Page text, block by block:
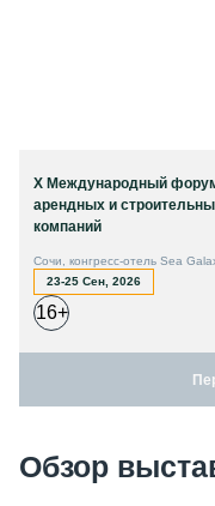
X Международный
арендных и
компаний
Сочи, конгресс-отель Sea
23-25 Сен, 2026
16+
Обзор